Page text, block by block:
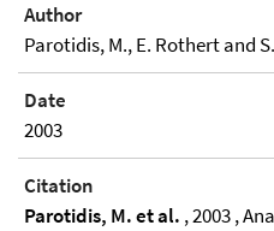
Author
Parotidis, M., E. Rothert and
Date
2003
Citation
Parotidis, M. et al. , 2003 ,